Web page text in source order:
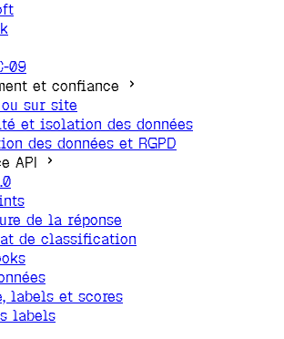
09
et confiance
sur site
et isolation des données
des données et RGPD
API
de la réponse
de classification
labels et scores
labels